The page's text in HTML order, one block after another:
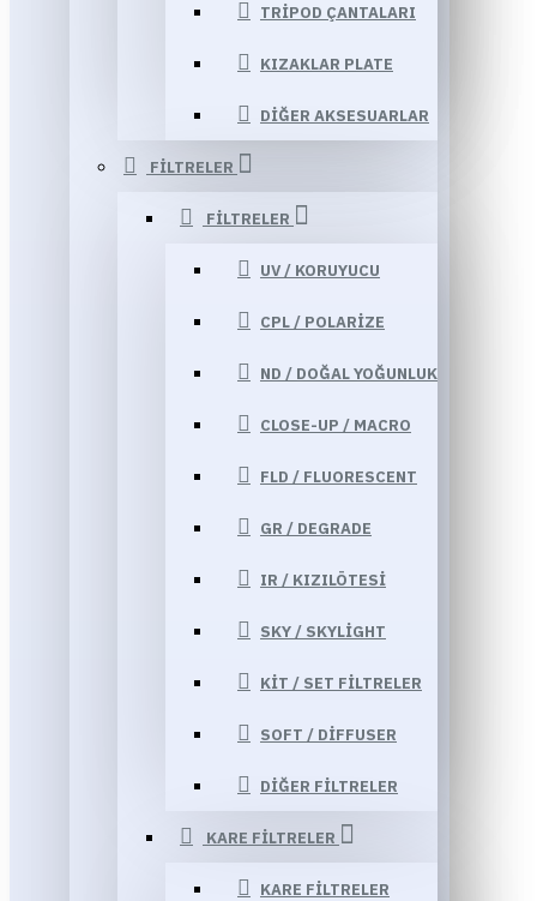
TRIPOD ÇANTALARI
KIZAKLAR PLATE
DIĞER AKSESUARLAR
FILTRELER
FILTRELER
UV / KORUYUCU
CPL / POLARIZE
ND / DOĞAL YOĞUNLUK
CLOSE-UP / MACRO
FLD / FLUORESCENT
GR / DEGRADE
IR / KIZILÖTESI
SKY / SKYLIGHT
KIT / SET FILTRELER
SOFT / DIFFUSER
DIĞER FILTRELER
KARE FILTRELER
KARE FILTRELER